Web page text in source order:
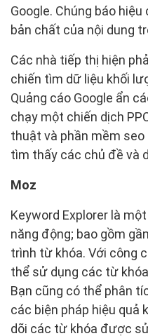
Google. Chúng báo
bản chất của nội dung
Các nhà tiếp thị hiện
chiến tìm dữ liệu khối
Quảng cáo Google ẩn
chạy một chiến dịch
thuật và phần mềm
tìm thấy các chủ đề và
Moz
Keyword Explorer là
năng động; bao gồm
trình từ khóa. Với công
thể sử dụng các từ
Bạn cũng có thể phân
các biện pháp hiệu quả
dõi các từ khóa được